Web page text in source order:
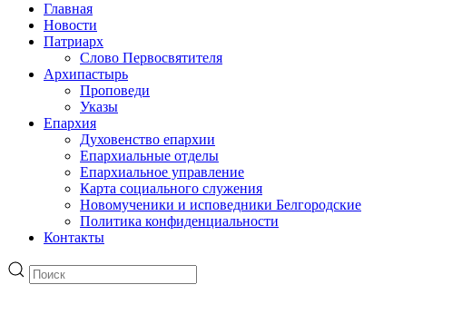
Главная
Новости
Патриарх
Слово Первосвятителя
Архипастырь
Проповеди
Указы
Епархия
Духовенство епархии
Епархиальные отделы
Епархиальное управление
Карта социального служения
Новомученики и исповедники Белгородские
Политика конфиденциальности
Контакты